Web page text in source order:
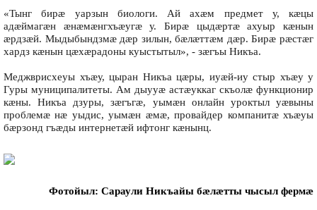
«Тынг бирæ уарзын биологи. Ай ахæм предмет у, кæцы
адæймагæн æнæмæнгхъæугæ у. Бирæ цыдæртæ ахуыр кæнын
æрдзæй. Мыдыбындзмæ дæр зилын, бæлæттæм дæр. Бирæ рæстæг
хардз кæнын цæхæрадоны куыстытыл», - зæгъы Никъа.
Меджврисхеуы хъæу, цыран Никъа цæры, иуæй-иу стыр хъæу у
Гуры муниципалитеты. Ам дыууæ астæуккаг скъолæ функционир
кæны. Никъа дзуры, зæгъгæ, уымæн онлайн уроктыл уæвыны
проблемæ нæ уыдис, уымæн æмæ, провайдер компанитæ хъæуы
бæрзонд гъæды интернетæй ифтонг кæнынц.
Фотойыл: Сараули Никъайы бæлæтты чысыл фермæ